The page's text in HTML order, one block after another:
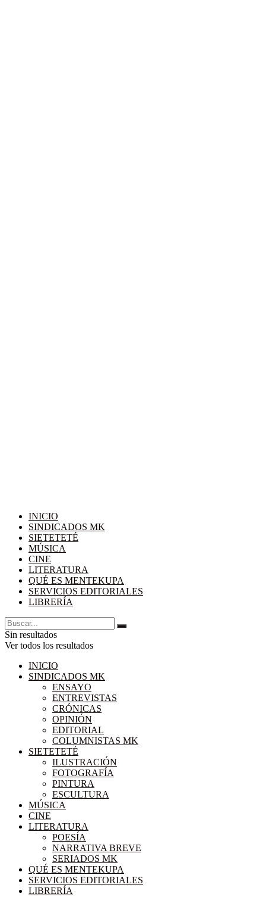
INICIO
SINDICADOS MK
SIETETETÉ
MÚSICA
CINE
LITERATURA
QUÉ ES MENTEKUPA
SERVICIOS EDITORIALES
LIBRERÍA
Sin resultados
Ver todos los resultados
INICIO
SINDICADOS MK
ENSAYO
ENTREVISTAS
CRÓNICAS
OPINIÓN
EDITORIAL
COLUMNISTAS MK
SIETETETÉ
ILUSTRACIÓN
FOTOGRAFÍA
PINTURA
ESCULTURA
MÚSICA
CINE
LITERATURA
POESÍA
NARRATIVA BREVE
SERIADOS MK
QUÉ ES MENTEKUPA
SERVICIOS EDITORIALES
LIBRERÍA